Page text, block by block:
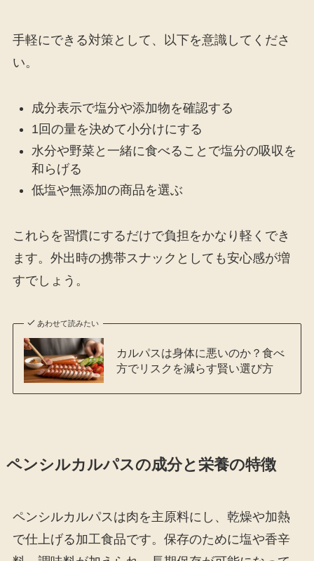
手軽にできる対策として、以下を意識してくださ
い。
成分表示で塩分や添加物を確認する
1回の量を決めて小分けにする
水分や野菜と一緒に食べることで塩分の吸収を
和らげる
低塩や無添加の商品を選ぶ
これらを習慣にするだけで負担をかなり軽くでき
ます。外出時の携帯スナックとしても安心感が増
すでしょう。
あわせて読みたい
カルパスは身体に悪いのか？食べ
方でリスクを減らす賢い選び方
ペンシルカルパスの成分と栄養の特徴
ペンシルカルパスは肉を主原料にし、乾燥や加熱
で仕上げる加工食品です。保存のために塩や香辛